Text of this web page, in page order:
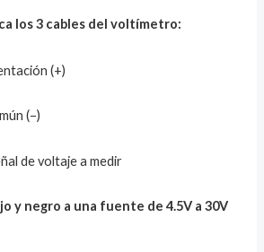
los 3 cables del voltímetro:
(+)
(–)
de voltaje a medir
y negro a una fuente de 4.5V a 30V